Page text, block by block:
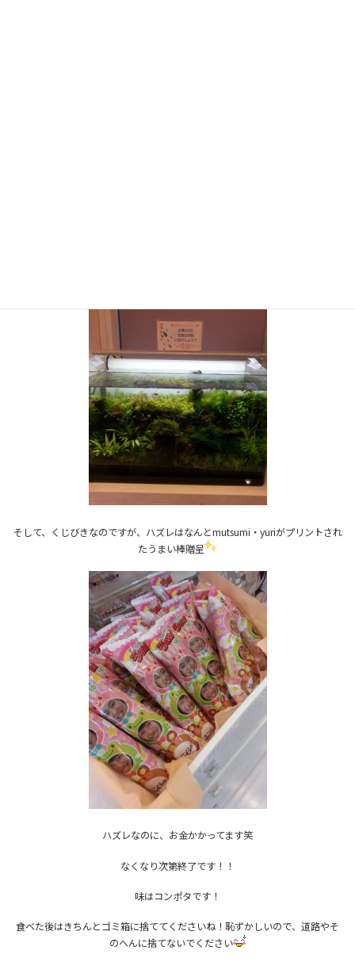
そして、くじびきなのですが、ハズレはなんとmutsumi・yuriがプリントされ
たうまい棒贈呈
ハズレなのに、お金かかってます笑
なくなり次第終了です！！
味はコンポタです！
食べた後はきちんとゴミ箱に捨ててくださいね！恥ずかしいので、道路やそ
のへんに捨てないでください